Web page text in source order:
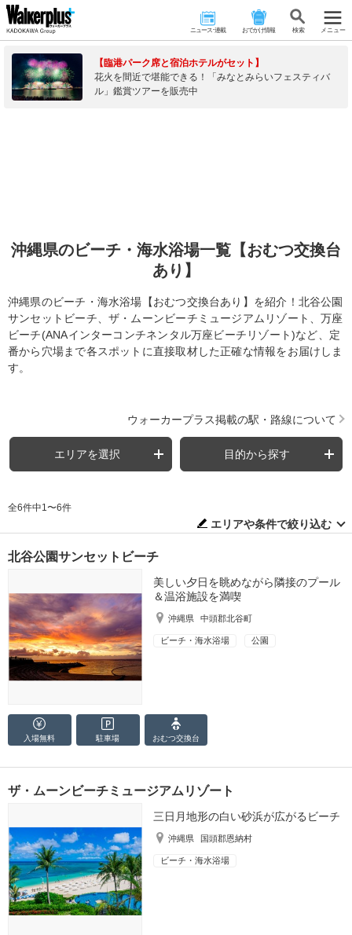
ニュース･連載 おでかけ情報 検 索 メニュー
【臨港パーク席と宿泊ホテルがセット】
花火を間近で堪能できる！「みなとみらいフェスティバ
ル」鑑賞ツアーを販売中
沖縄県のビーチ・海水浴場一覧【おむつ交換台
あり】
沖縄県のビーチ・海水浴場【おむつ交換台あり】を紹介！北谷公園
サンセットビーチ、ザ・ムーンビーチミュージアムリゾート、万座
ビーチ(ANAインターコンチネンタル万座ビーチリゾート)など、定
番から穴場まで各スポットに直接取材した正確な情報をお届けしま
す。
ウォーカープラス掲載の駅・路線について
エリアを選択 目的から探す
全6件中1〜6件
エリアや条件で絞り込む
北谷公園サンセットビーチ
美しい夕日を眺めながら隣接のプール
＆温浴施設を満喫
沖縄県 中頭郡北谷町
ビーチ・海水浴場 公園
入場無料 駐車場 おむつ交換台
ザ・ムーンビーチミュージアムリゾート
三日月地形の白い砂浜が広がるビーチ
沖縄県 国頭郡恩納村
ビーチ・海水浴場